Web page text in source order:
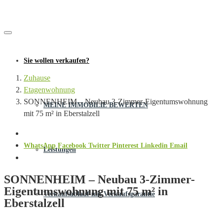
Sie wollen verkaufen?
MEINE IMMOBILIE BEWERTEN
Leistungen
Verkaufsablauf mit Verkaufsgarantie
Zuhause
Etagenwohnung
SONNENHEIM – Neubau 3-Zimmer-Eigentumswohnung
mit 75 m² in Eberstalzell
WhatsApp Facebook Twitter Pinterest Linkedin Email
SONNENHEIM – Neubau 3-Zimmer-
Eigentumswohnung mit 75 m² in
Eberstalzell